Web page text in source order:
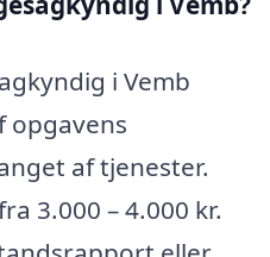
i Vemb
af tjenester.
3.000 – 4.000 kr.